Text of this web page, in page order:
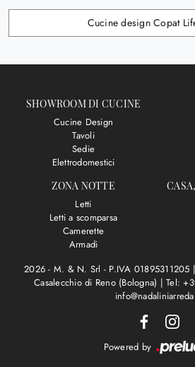
Cucine design Copat
SHOWROOM DI CUCINE
Cucine Design
Tavoli
Sedie
Elettrodomestici
ZONA NOTTE
Letti
Letti a scomparsa
Camerette
Armadi
2026 - M. & N. Srl - P.IVA
Casalecchio di Reno (Bologna) |Tel:
Powered by